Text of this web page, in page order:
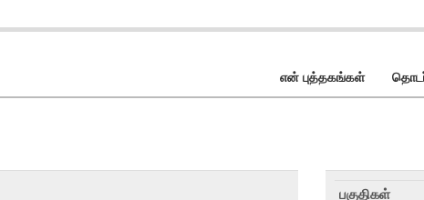
என் புத்தகங்கள்
பகுதிகள்